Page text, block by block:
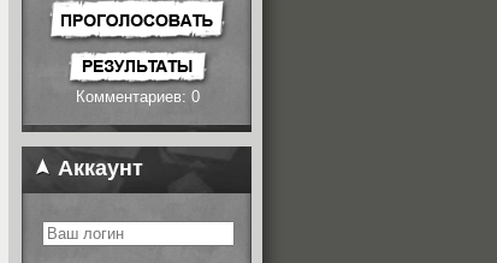
Комментариев: 0
Аккаунт